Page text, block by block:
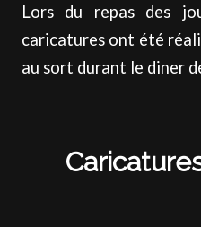
Lors du repas des
caricatures ont été
au sort durant le diner